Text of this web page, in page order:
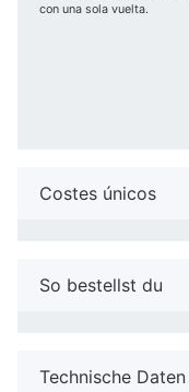
con una sola vuelta.
Costes únicos
So bestellst du
Technische Daten